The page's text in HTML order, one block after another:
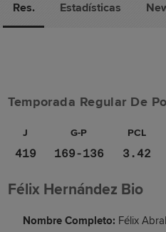
Res. Estadísticas
Temporada Regular De
J G-P PCL
419 169-136 3.42
Félix Hernández Bio
Nombre Completo: Félix